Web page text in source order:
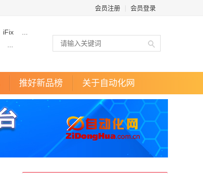
会员注册 会员登录
iFix
推好新品榜 关于自动化网